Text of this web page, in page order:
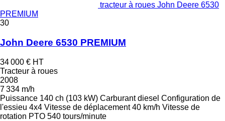
tracteur à roues John Deere 6530
PREMIUM
30
John Deere 6530 PREMIUM
34 000 € HT
Tracteur à roues
2008
7 334 m/h
Puissance 140 ch (103 kW) Carburant diesel Configuration de
l'essieu 4x4 Vitesse de déplacement 40 km/h Vitesse de
rotation PTO 540 tours/minute